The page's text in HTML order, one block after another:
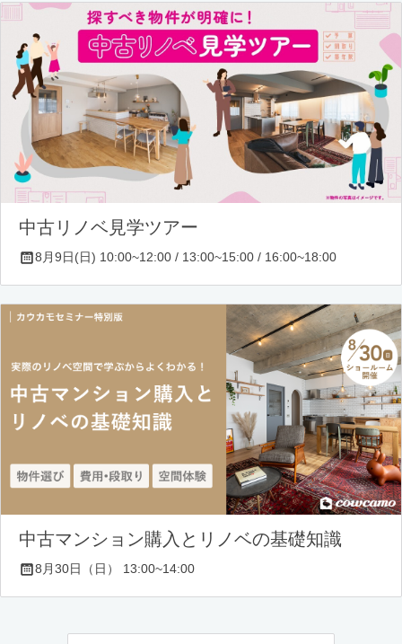
中古リノベ見学ツアー
8月9日(日) 10:00~12:00 / 13:00~15:00 / 16:00~18:00
中古マンション購入とリノベの基礎知識
8月30日（日） 13:00~14:00